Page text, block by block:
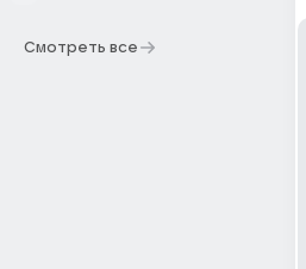
Смотреть все